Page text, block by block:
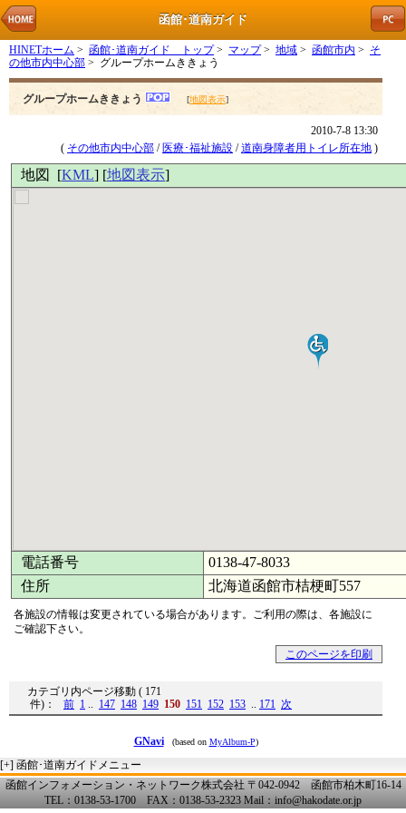
函館･道南ガイド
HINETホーム > 函館･道南ガイド トップ> マップ> 地域 > 函館市内 > そ
の他市内中心部 > グループホームききょう
グループホームききょう [地図表示]
2010-7-8 13:30
( その他市内中心部 / 医療･福祉施設 /道南身障者用トイレ所在地 )
地図 [KML] [地図表示]
電話番号
0138-47-8033
住所
北海道函館市桔梗町557
各施設の情報は変更されている場合があります。ご利用の際は、各施設に
ご確認下さい。
このページを印刷
カテゴリ内ページ移動 ( 171
件)： 前 1 .. 147 148 149 150 151 152 153 .. 171 次
GNavi (based on MyAlbum-P)
[+] 函館･道南ガイドメニュー
函館インフォメーション・ネットワーク株式会社 〒042-0942 函館市柏木町16-14
TEL：0138-53-1700 FAX：0138-53-2323 Mail：info@hakodate.or.jp